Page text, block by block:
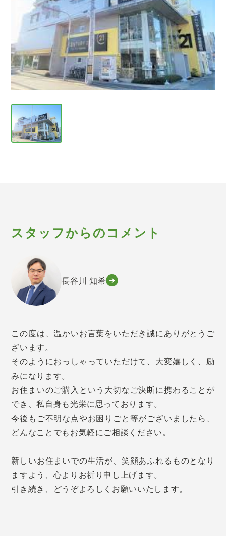
スタッフからのコメント
長谷川 知希
この度は、温かいお言葉をいただき誠にありがとうご
ざいます。
そのようにおっしゃっていただけて、大変嬉しく、励
みになります。
お住まいのご購入という大切なご決断に携わることが
でき、私自身も光栄に思っております。
今後もご不明な点やお困りごと等がございましたら、
どんなことでもお気軽にご相談ください。
新しいお住まいでの生活が、笑顔あふれるものとなり
ますよう、心よりお祈り申し上げます。
引き続き、どうぞよろしくお願いいたします。